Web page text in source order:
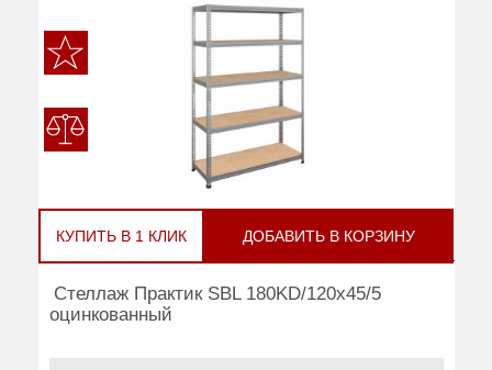
КУПИТЬ В 1 КЛИК ДОБАВИТЬ В КОРЗИНУ
Стеллаж Практик SBL 180KD/120x45/5
оцинкованный